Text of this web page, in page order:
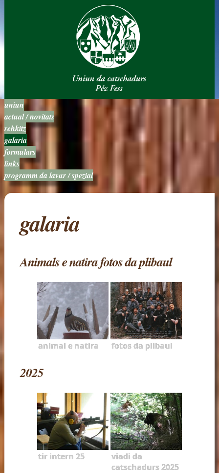
uniun
actual / novitats
rehkitz
galaria
formulars
links
programm da lavur / spezial
galaria
Animals e natira fotos da plibaul
animal e natira fotos da plibaul
2025
tir intern 25
viadi da
catschadurs 2025